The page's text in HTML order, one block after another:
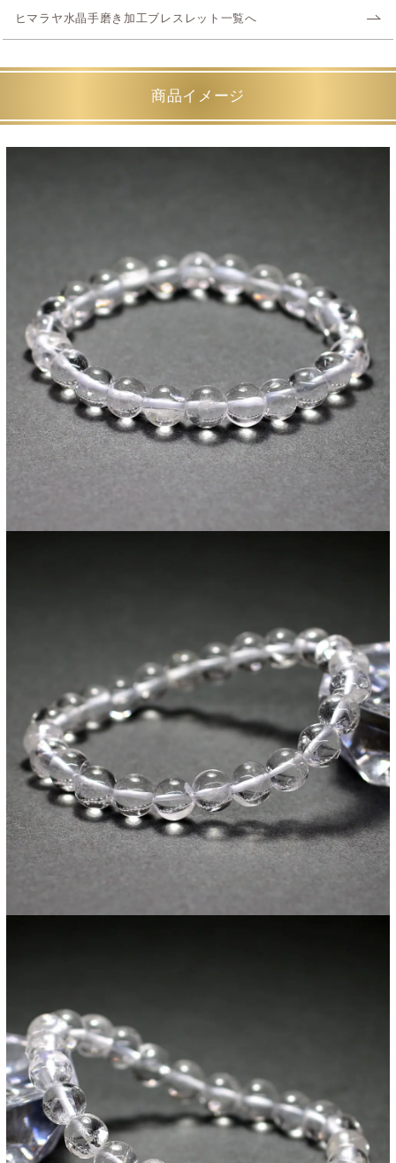
ヒマラヤ水晶手磨き加工ブレスレット一覧へ
商品イメージ